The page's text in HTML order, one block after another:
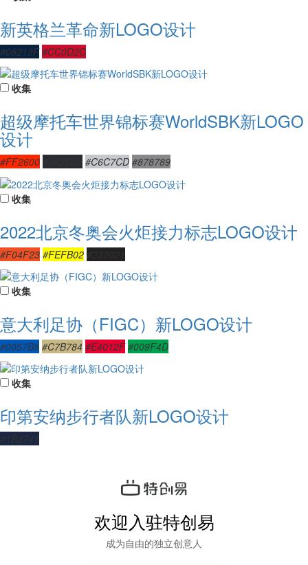
新英格兰革命新LOGO设计
#08213F #CC0D2C
收集
超级摩托车世界锦标赛WorldSBK新LOGO
设计
#FF2600 #C6C7CD #878789
收集
2022北京冬奥会火炬接力标志LOGO设计
#F04F23 #FEFB02
收集
意大利足协（FIGC）新LOGO设计
#0057B8 #C7B784 #E4012F #009F4D
收集
印第安纳步行者队新LOGO设计
#1B2741
欢迎入驻特创易
成为自由的独立创意人